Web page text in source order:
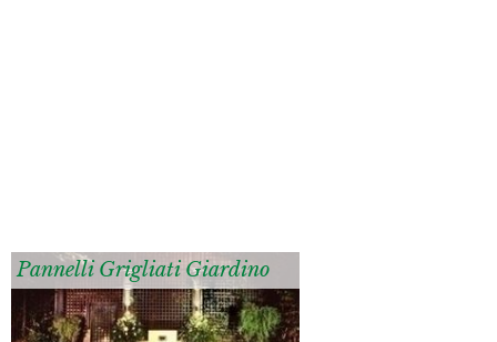
Pannelli Grigliati Giardino